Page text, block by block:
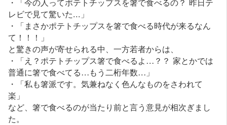
レビで見て驚いた...」
・「まさかポテトチップスを箸で食べる時代が来るなん
て！！！」
と驚きの声が寄せられる中、一方若者からは、
・「え？ポテトチップス箸で食べるよ…？？ 家とかでは
普通に箸で食べてる…もう二桁年数…」
・「私も箸派です。気兼ねなく色んなものをさわれて
楽」
など、箸で食べるのが当たり前と言う意見が相次ぎまし
た。